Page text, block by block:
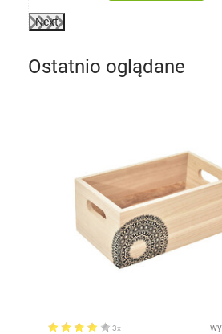
Next
Ostatnio oglądane
3x